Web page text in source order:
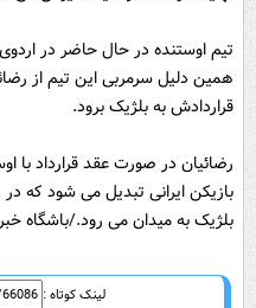
تیم اوستنده در حال حاضر در
همین دلیل سرمربی این تیم از
قراردادش به بلژیک برود.
رضائیان در صورت عقد قرارداد با
بازیکن ایرانی تبدیل می شود که
بلژیک به میدان می رود./باشگاه
لینک کوتاه :